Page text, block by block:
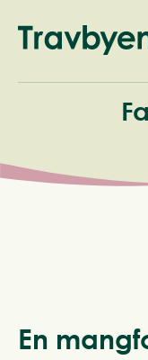
En